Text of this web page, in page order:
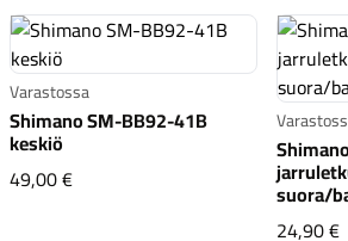
Varastossa
Shimano SM-BB92-41B
keskiö
49,00 €Shimano SM-BB92-41B keskiö
suora/
24,90 €